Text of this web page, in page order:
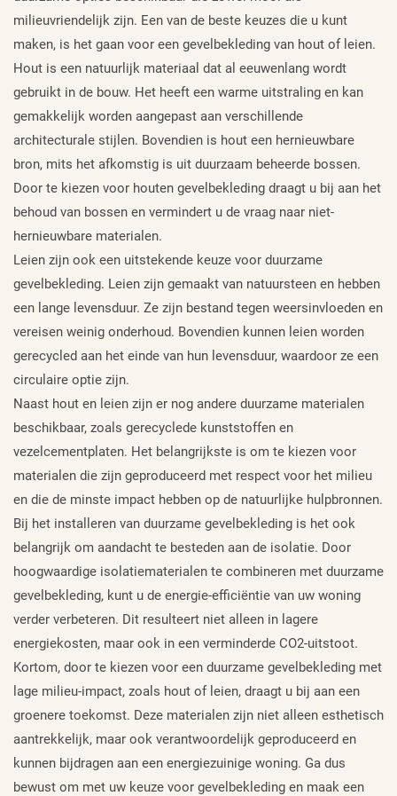
milieuvriendelijk zijn. Een van de beste keuzes die u kunt
maken, is het gaan voor een gevelbekleding van hout of leien.
Hout is een natuurlijk materiaal dat al eeuwenlang wordt
gebruikt in de bouw. Het heeft een warme uitstraling en kan
gemakkelijk worden aangepast aan verschillende
architecturale stijlen. Bovendien is hout een hernieuwbare
bron, mits het afkomstig is uit duurzaam beheerde bossen.
Door te kiezen voor houten gevelbekleding draagt u bij aan het
behoud van bossen en vermindert u de vraag naar niet-
hernieuwbare materialen.
Leien zijn ook een uitstekende keuze voor duurzame
gevelbekleding. Leien zijn gemaakt van natuursteen en hebben
een lange levensduur. Ze zijn bestand tegen weersinvloeden en
vereisen weinig onderhoud. Bovendien kunnen leien worden
gerecycled aan het einde van hun levensduur, waardoor ze een
circulaire optie zijn.
Naast hout en leien zijn er nog andere duurzame materialen
beschikbaar, zoals gerecyclede kunststoffen en
vezelcementplaten. Het belangrijkste is om te kiezen voor
materialen die zijn geproduceerd met respect voor het milieu
en die de minste impact hebben op de natuurlijke hulpbronnen.
Bij het installeren van duurzame gevelbekleding is het ook
belangrijk om aandacht te besteden aan de isolatie. Door
hoogwaardige isolatiematerialen te combineren met duurzame
gevelbekleding, kunt u de energie-efficiëntie van uw woning
verder verbeteren. Dit resulteert niet alleen in lagere
energiekosten, maar ook in een verminderde CO2-uitstoot.
Kortom, door te kiezen voor een duurzame gevelbekleding met
lage milieu-impact, zoals hout of leien, draagt u bij aan een
groenere toekomst. Deze materialen zijn niet alleen esthetisch
aantrekkelijk, maar ook verantwoordelijk geproduceerd en
kunnen bijdragen aan een energiezuinige woning. Ga dus
bewust om met uw keuze voor gevelbekleding en maak een